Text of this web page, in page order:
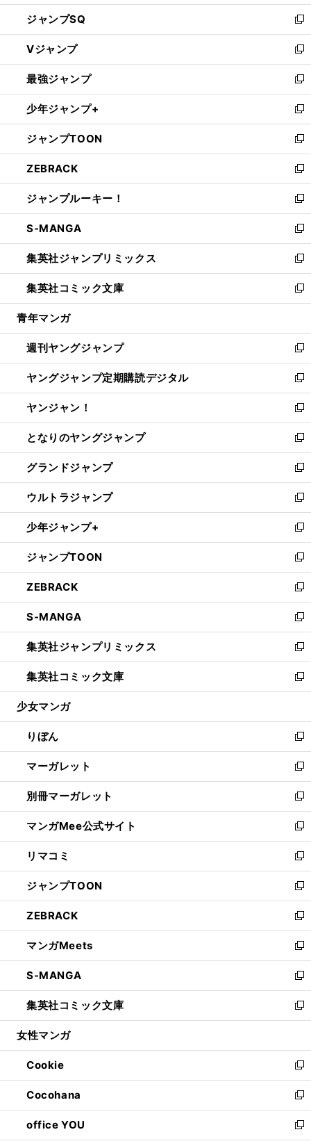
し
い
ウ
ィ
ン
ド
ウ
で
開
く
ジャンプSQ
新
し
い
ウ
ィ
ン
ド
ウ
で
開
く
Vジャンプ
新
し
い
ウ
ィ
ン
ド
ウ
で
開
く
最強ジャンプ
新
し
い
ウ
ィ
ン
ド
ウ
で
開
く
少年ジャンプ+
新
し
い
ウ
ィ
ン
ド
ウ
で
開
く
ジャンプTOON
新
し
い
ウ
ィ
ン
ド
ウ
で
開
く
ZEBRACK
新
し
い
ウ
ィ
ン
ド
ウ
で
開
ジャンプルーキー！
新
し
い
ウ
ィ
ン
ド
ウ
開
く
S-MANGA
新
し
い
ウ
ィ
ン
ウ
で
開
く
集英社ジャンプリミックス
新
し
い
ウ
ン
ド
ウ
で
開
く
集英社コミック文庫
新
し
ウ
ィ
ン
ド
ウ
で
開
く
青年マンガ
週刊ヤングジャンプ
新
し
い
ウ
ィ
ン
ド
ウ
で
開
く
ヤングジャンプ定期購読デジタル
新
し
い
ウ
ィ
ン
ド
ウ
で
開
く
ヤンジャン！
新
し
い
ウ
ィ
ン
ド
ウ
で
開
く
となりのヤングジャンプ
新
し
い
ウ
ィ
ン
ド
ウ
で
開
く
グランドジャンプ
新
し
い
ウ
ィ
ン
ド
ウ
で
開
く
ウルトラジャンプ
新
し
い
ウ
ィ
ン
ド
ウ
で
開
く
少年ジャンプ+
新
し
い
ウ
ィ
ン
ド
ウ
で
開
く
ジャンプTOON
新
し
い
ウ
ィ
ン
ド
ウ
で
開
ZEBRACK
新
し
い
ウ
ィ
ン
ド
ウ
開
く
S-MANGA
新
し
い
ウ
ィ
ン
ウ
で
開
く
集英社ジャンプリミックス
新
し
い
ウ
ン
ド
ウ
で
開
く
集英社コミック文庫
新
し
ウ
ィ
ン
ド
ウ
で
開
く
少女マンガ
りぼん
新
し
い
ウ
ィ
ン
ド
ウ
で
開
く
マーガレット
新
し
い
ウ
ィ
ン
ド
ウ
で
開
く
別冊マーガレット
新
し
い
ウ
ィ
ン
ド
ウ
で
開
く
マンガMee公式サイト
新
し
い
ウ
ィ
ン
ド
ウ
で
開
く
リマコミ
新
し
い
ウ
ィ
ン
ド
ウ
で
開
く
ジャンプTOON
新
し
い
ウ
ィ
ン
ド
ウ
で
開
ZEBRACK
新
し
い
ウ
ィ
ン
ド
ウ
開
く
マンガMeets
新
し
い
ウ
ィ
ン
ウ
で
開
く
S-MANGA
新
し
い
ウ
ン
ド
ウ
で
開
く
集英社コミック文庫
新
し
ウ
ィ
ン
ド
ウ
で
開
女性マンガ
Cookie
新
し
い
ウ
ィ
ン
Cocohana
新
し
い
ウ
office YOU
新
し